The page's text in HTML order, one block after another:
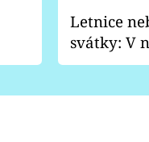
Letnice
svátky: V
pondělí